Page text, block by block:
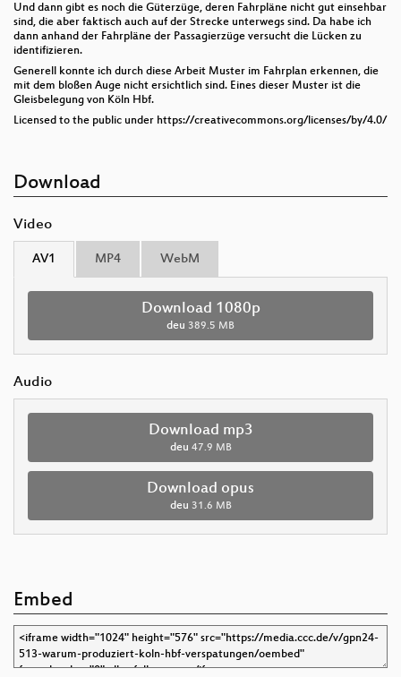
Und dann gibt es noch die Güterzüge, deren Fahrpläne nicht gut einsehbar
sind, die aber faktisch auch auf der Strecke unterwegs sind. Da habe ich
dann anhand der Fahrpläne der Passagierzüge versucht die Lücken zu
identifizieren.
Generell konnte ich durch diese Arbeit Muster im Fahrplan erkennen, die
mit dem bloßen Auge nicht ersichtlich sind. Eines dieser Muster ist die
Gleisbelegung von Köln Hbf.
Licensed to the public under https://creativecommons.org/licenses/by/4.0/
Download
Video
AV1 MP4 WebM
Download 1080p
deu 389.5 MB
Audio
Download mp3
deu 47.9 MB
Download opus
deu 31.6 MB
Embed